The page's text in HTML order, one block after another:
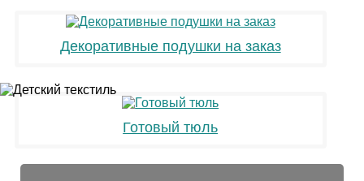
Декоративные подушки на заказ
Готовый тюль